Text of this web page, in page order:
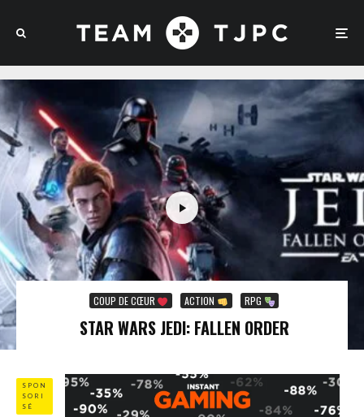
COUP DE CŒUR ACTION RPG
STAR WARS JEDI: FALLEN ORDER
SPON
SORI
SÉ